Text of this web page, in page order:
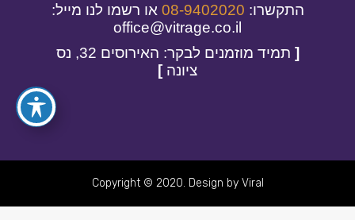
התקשרו: 08-9402020 או רשמו לנו מייל:
office@vitrage.co.il
[
תמיד מוזמנים לבקר: האירוסים 32, נס
ציונה ]
Copyright © 2020. Design by Viral